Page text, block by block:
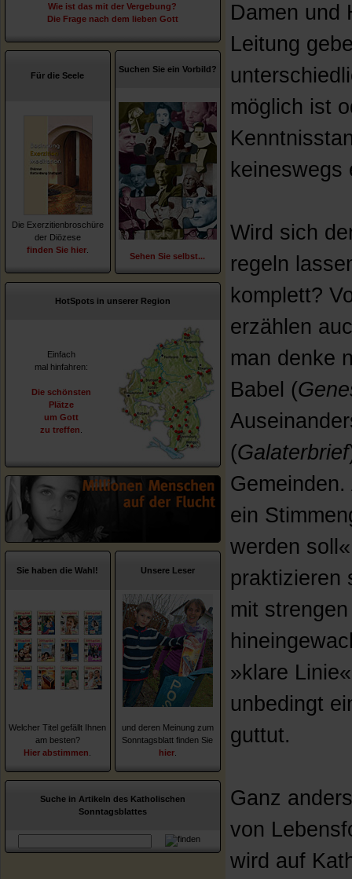
Wie ist das mit der Vergebung?
Die Frage nach dem lieben Gott
Für die Seele
Die Exerzitienbroschüre
der Diözese
finden Sie hier
Suchen Sie ein Vorbild?
Sehen Sie selbst...
HotSpots in unserer Region
Einfach
mal hinfahren:
Die schönsten
Plätze
um Gott
zu treffen
Sie haben die Wahl!
Welcher Titel gefällt Ihnen
am besten?
Hier abstimmen
Unsere Leser
und deren Meinung zum
Sonntagsblatt finden Sie
hier
Suche in Artikeln des Katholischen
Sonntagsblattes
Damen und
Leitung
möglich ist
keineswegs
Wird sich
regeln
komplett?
erzählen
man denke
Babel (
(Galaterbrief
ein
werden
praktizieren
mit
»klare
unbedingt
guttut.
Ganz
von
wird auf